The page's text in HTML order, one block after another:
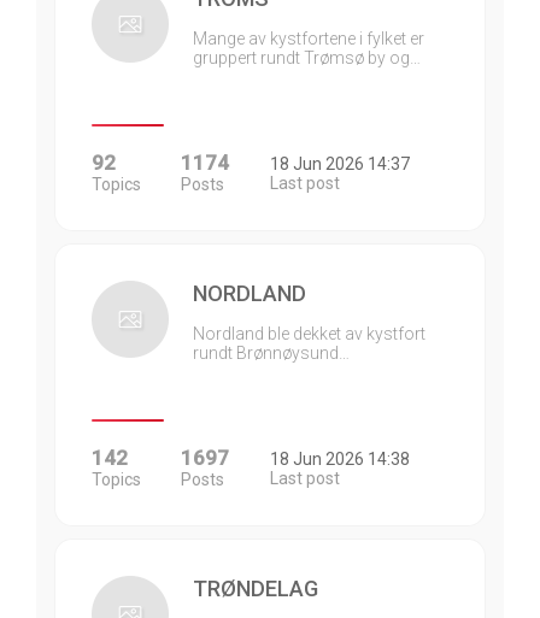
Mange av kystfortene i fylket er
gruppert rundt Trømsø by og…
92
Topics
1174
Posts
18 Jun 2026 14:37
Last post
NORDLAND
Nordland ble dekket av kystfort
rundt Brønnøysund…
142
Topics
1697
Posts
18 Jun 2026 14:38
Last post
TRØNDELAG